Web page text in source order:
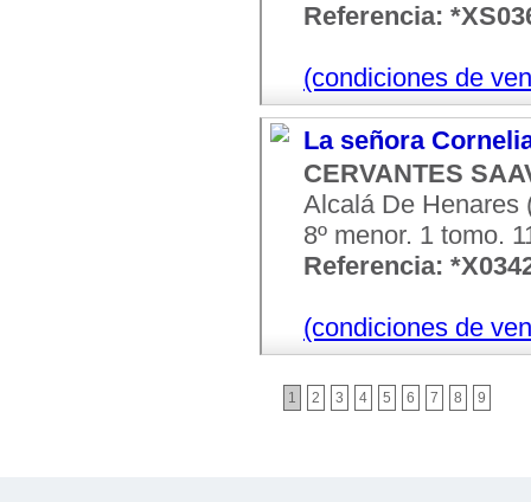
Referencia:
(condiciones de
La señora
CERVANTES
Alcalá De Henares
8º menor. 1 tomo.
Referencia:
(condiciones de
1 2 3 4 5 6 7 8 9